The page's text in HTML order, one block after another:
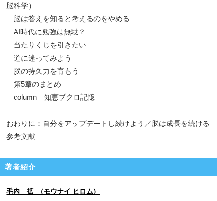
脳科学）
脳は答えを知ると考えるのをやめる
AI時代に勉強は無駄？
当たりくじを引きたい
道に迷ってみよう
脳の持久力を育もう
第5章のまとめ
column 知恵ブクロ記憶
おわりに：自分をアップデートし続けよう／脳は成長を続ける
参考文献
著者紹介
毛内 拡 （モウナイ ヒロム）